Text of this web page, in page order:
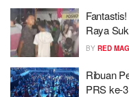
Raya
BY RED
Ribuan
PRS ke-3